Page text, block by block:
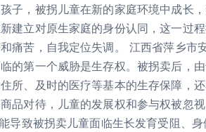
子，被拐儿童在新的家庭环境中成长
建立对原生家庭的身份认同，这一过
痛苦，自我定位失调。 江西省萍乡市
的第一个威胁是生存权。被拐卖后，
所、及时的医疗等基本的生存保障，
品对待，儿童的发展权和参与权被忽
导致被拐卖儿童面临生长发育受阻、